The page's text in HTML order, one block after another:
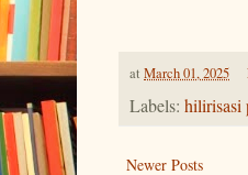
at March 01, 2025
Labels: hilirisasi
Newer Posts